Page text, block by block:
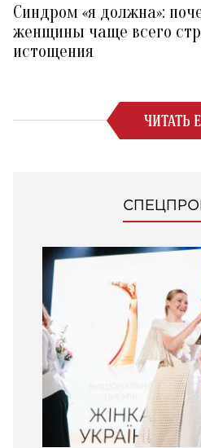
Синдром «я должна»:
женщины чаще всего
истощения
ЧИТАТЬ